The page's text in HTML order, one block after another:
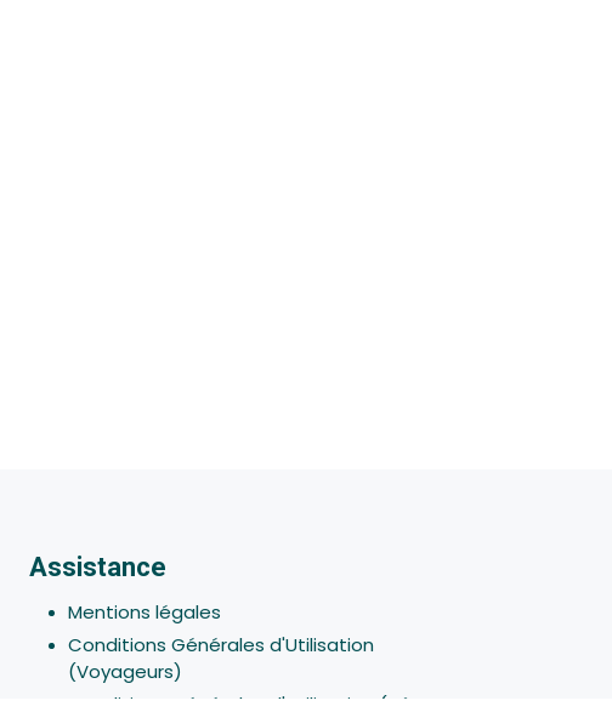
Assistance
Mentions légales
Conditions Générales d'Utilisation
(Voyageurs)
Conditions Générales d'Utilisation (Hôtes -